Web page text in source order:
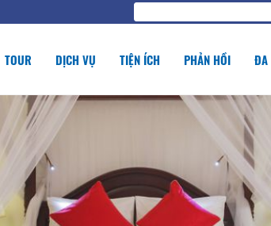
TOUR DỊCH VỤ TIỆN ÍCH PHẢN HỒI ĐA